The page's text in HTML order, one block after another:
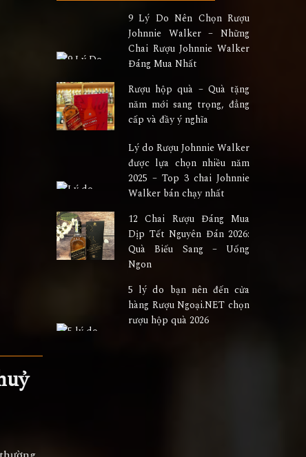
9 Lý Do Nên Chọn Rượu
Johnnie Walker – Những
Chai Rượu Johnnie Walker
Đáng Mua Nhất
Rượu hộp quà – Quà tặng
năm mới sang trọng, đẳng
cấp và đầy ý nghĩa
Lý do Rượu Johnnie Walker
được lựa chọn nhiều năm
2025 – Top 3 chai Johnnie
Walker bán chạy nhất
12 Chai Rượu Đáng Mua
Dịp Tết Nguyên Đán 2026:
Quà Biếu Sang – Uống
Ngon
5 lý do bạn nên đến cửa
hàng Rượu Ngoại.NET chọn
rượu hộp quà 2026